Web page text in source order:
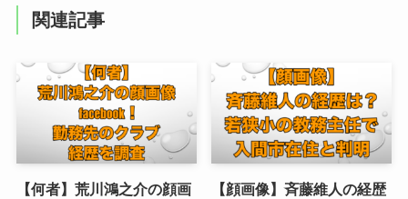
関連記事
【何者】荒川鴻之介の顔画
【顔画像】斉藤維人の経歴